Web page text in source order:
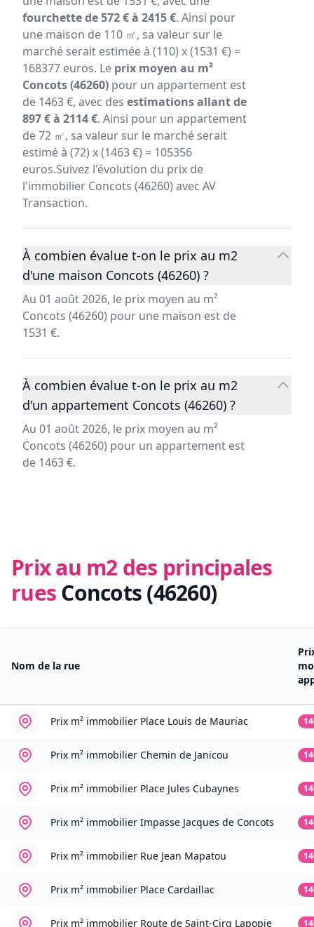
fourchette de 572 € à 2415 €. Ainsi pour
une maison de 110 ㎡, sa valeur sur le
marché serait estimée à (110) x (1531 €) =
168377 euros. Le prix moyen au m²
Concots (46260) pour un appartement est
de 1463 €, avec des estimations allant de
897 € à 2114 €. Ainsi pour un appartement
de 72 ㎡, sa valeur sur le marché serait
estimé à (72) x (1463 €) = 105356
euros.Suivez l'évolution du prix de
l'immobilier Concots (46260) avec AV
Transaction.
À combien évalue t-on le prix au m2
d'une maison Concots (46260) ?
Au 01 août 2026, le prix moyen au m²
Concots (46260) pour une maison est de
1531 €.
À combien évalue t-on le prix au m2
d'un appartement Concots (46260) ?
Au 01 août 2026, le prix moyen au m²
Concots (46260) pour un appartement est
de 1463 €.
Prix au m2 des principales
ruesConcots (46260)
Nom de la rue
Prix m² immobilier Place Louis de Mauriac
Prix m² immobilier Chemin de Janicou
Prix m² immobilier Place Jules Cubaynes
Prix m² immobilier Impasse Jacques de Concots
Prix m² immobilier Rue Jean Mapatou
Prix m² immobilier Place Cardaillac
Prix m² immobilier Route de Saint-Cirq Lapopie